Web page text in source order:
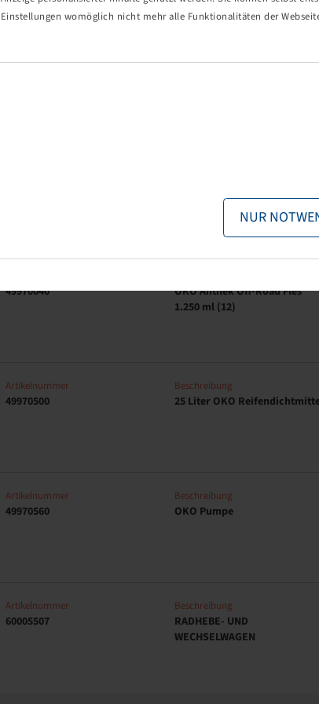
Einstellungen womöglich nicht mehr alle Funktionalitäten der
NUR
49970040
OKO Antilek Off-Road Fles
1.250 ml (12)
Artikelnummer
49970500
Beschreibung
25 Liter OKO
Artikelnummer
49970560
Beschreibung
OKO Pumpe
Artikelnummer
60005507
Beschreibung
RADHEBE- UND
WECHSELWAGEN